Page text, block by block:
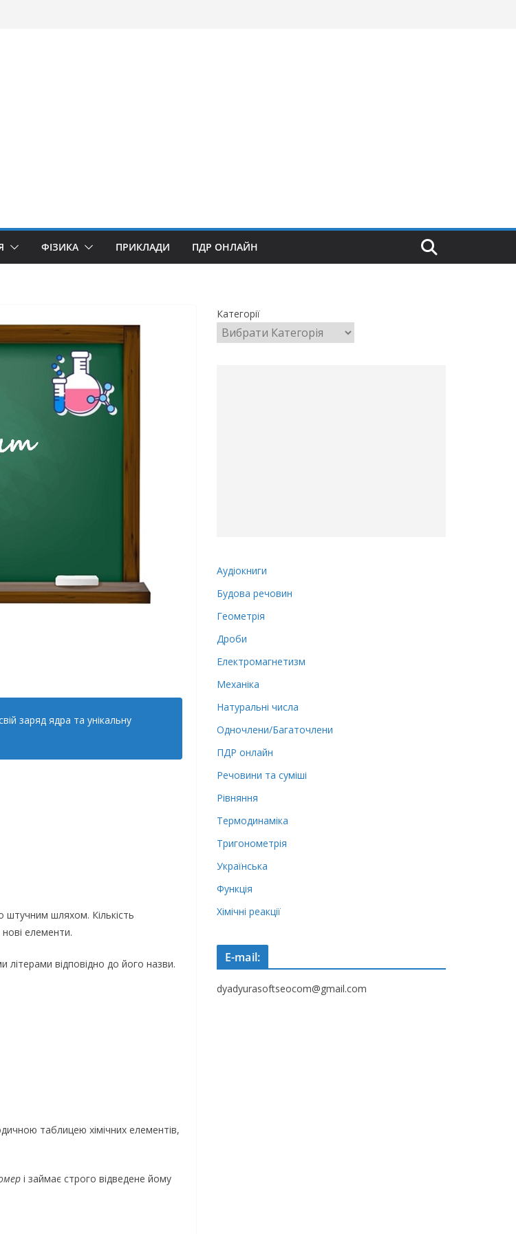
ФІЗИКА ПРИКЛАДИ ПДР ОНЛАЙН
заряд ядра та унікальну
штучним шляхом. Кількість
елементи.
відповідно до його назви.
таблицею хімічних елементів,
і займає строго відведене йому
Категорії
Аудіокниги
Будова речовин
Геометрія
Дроби
Електромагнетизм
Механіка
Натуральні числа
Одночлени/Багаточлени
ПДР онлайн
Речовини та суміші
Рівняння
Термодинаміка
Тригонометрія
Українська
Функція
Хімічні реакції
E-mail:
dyadyurasoftseocom@gmail.com